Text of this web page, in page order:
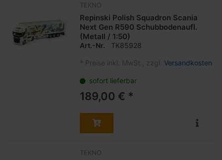
TEKNO
Repinski Polish Squadron Scania
Next Gen R590 Schubbodenaufl.
(Metall / 1:50)
Art.-Nr. TK85928
* Preise inkl. MwSt., zzgl. Versandkosten
sofort lieferbar
189,00 € *
TEKNO